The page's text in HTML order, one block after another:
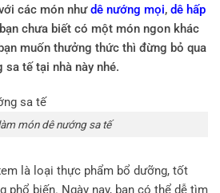
các món nhưdê nướng mọi, dê hấp
chưa biết có một món ngon khác
muốn thưởng thức thì đừng bỏ qua
tế tại nhà này nhé.
món dê nướng sa tế
là loại thực phẩm bổ dưỡng, tốt
phổ biến. Ngày nay, bạn có thể dễ tìm